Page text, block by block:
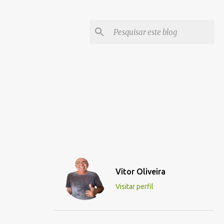
Vitor Oliveira
Visitar perfil